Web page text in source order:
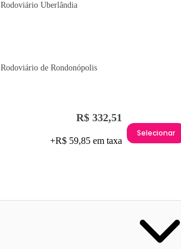
Uberlândia
de Rondonópolis
R$ 332,51
+R$ 59,85 em taxa
Selecionar